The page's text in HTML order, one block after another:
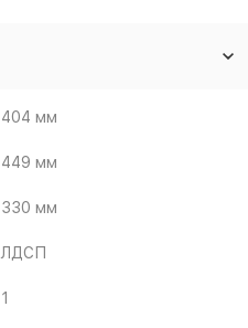
404 мм
449 мм
330 мм
ЛДСП
1